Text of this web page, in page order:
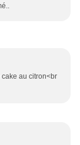
cake au citron<br